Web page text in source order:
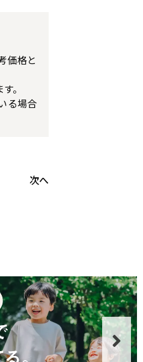
価格と
。
る場合
次へ